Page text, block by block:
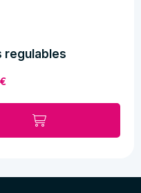
regulables
€